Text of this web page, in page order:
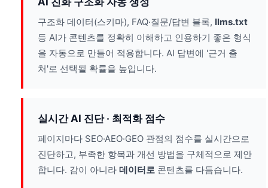
구조화 데이터(스키마), FAQ·질문/답변 블록, llms.txt
등 AI가 콘텐츠를 정확히 이해하고 인용하기 좋은 형식
을 자동으로 만들어 적용합니다. AI 답변에 '근거 출
처'로 선택될 확률을 높입니다.
실시간 AI 진단 · 최적화 점수
페이지마다 SEO·AEO·GEO 관점의 점수를 실시간으로
진단하고, 부족한 항목과 개선 방법을 구체적으로 제안
합니다. 감이 아니라 데이터로 콘텐츠를 다듬습니다.